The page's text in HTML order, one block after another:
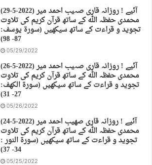
(29-5-2022) آئیے ! روزانہ قاری صہیب احمد میر
محمدی حفظہ اللہ کے ساتھ قرآن کریم کی تلاوت
تجوید و قراءت کے ساتھ سیکھیں (سورة يوسف:
87- 98)
05/29/2022
(26-5-2022) آئیے ! روزانہ قاری صہیب احمد میر
محمدی حفظہ اللہ کے ساتھ قرآن کریم کی تلاوت
تجوید و قراءت کے ساتھ سیکھیں (سورة الكهف:
27- 31)
05/26/2022
(24-5-2022) آئیے ! روزانہ قاری صهیب احمد میر
محمدی حفظہ اللہ کے ساتھ قرآن کریم کی تلاوت
تجوید و قراءت کے ساتھ سیکھیں (سورة النور :
34- 37)
05/25/2022